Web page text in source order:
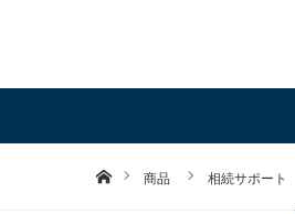
ホーム商品 相続サポート